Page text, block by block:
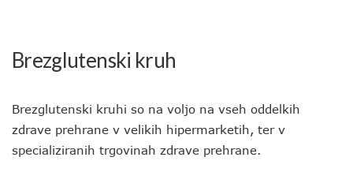
Brezglutenski kruh
Brezglutenski kruhi so na voljo na vseh oddelkih
zdrave prehrane v velikih hipermarketih, ter v
specializiranih trgovinah zdrave prehrane.